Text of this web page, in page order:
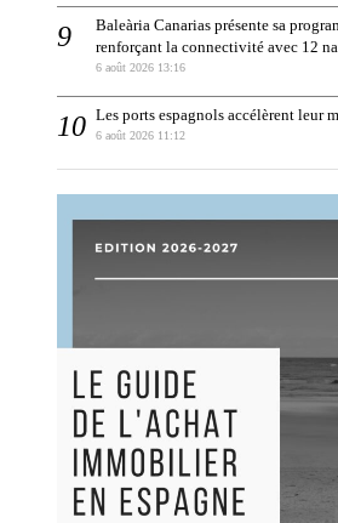
Baleària Canarias présente sa
renforçant la connectivité avec 12
6 août 2026 13:16
Les ports espagnols accélèrent leur
6 août 2026 11:12